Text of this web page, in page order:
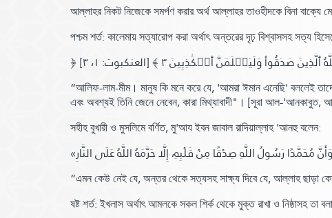
আল্লাহর নিকট নিজেকে সমর্পণ করার অর্থ আল্লাহর তাওহীদকে বিনা
পশ্চম শর্ত: কালেমায় সত্যারোপ করা অর্থাৎ অন্তরের দৃঢ় বিশ্বাসসহ সত্য
[العنكبوت: ١، ٣]
“আলিফ-লাম-মীম। মানুষ কি মনে করে যে, 'আমরা ঈমান এনেছি' বললেই
এবং অবশ্যই তিনি জেনে নেবেন, কারা মিথ্যাবাদী" । [সূরা আল-'আনকাবুত,
সহীহ বুখারী ও মুসলিমে বর্ণিত,মু'আয ইবন জাবাল রাদিয়াল্লাহ 'আনহু বলেন:
“এমন কেউ নেই যে, অন্তর থেকে সত্যসহ সাক্ষ্য দিবে যে, আল্লাহ ছাড়া
ষষ্ট শর্ত: ইখলাস অর্থাৎ আমলকে সকল শির্ক থেকে মুক্ত রাখা ও নিষ্ঠাসহ